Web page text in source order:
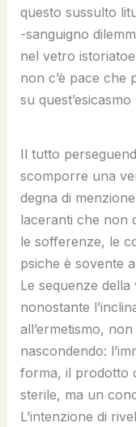
questo sussulto
-sanguigno
nel vetro istoriatoe
non c’è pace che
su
Il tutto
scomporre una
degna di
laceranti che non
le sofferenze, le
psiche è sovente
Le sequenze
nonostante
all’ermetismo,
nascondendo:
forma, il prodotto
sterile, ma un
L’intenzione di